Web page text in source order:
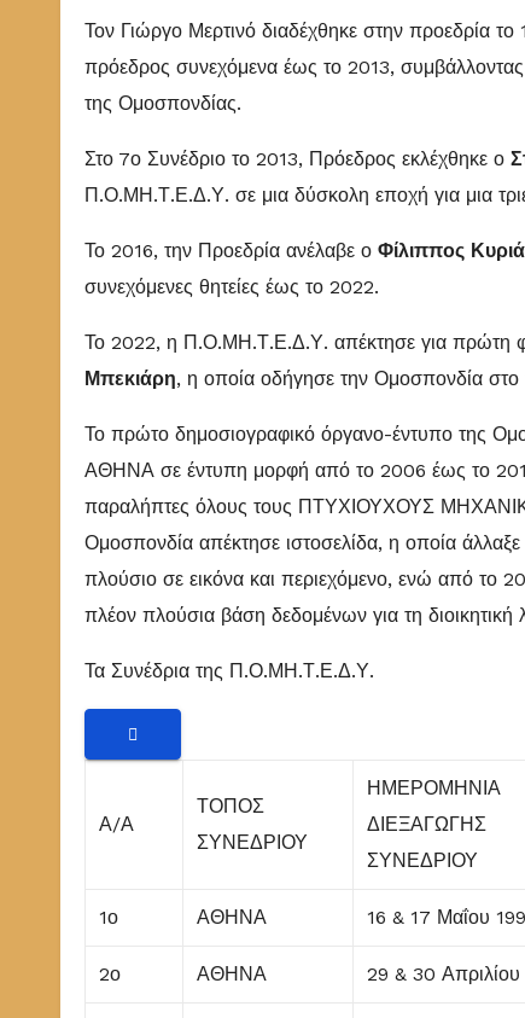
Τον Γιώργο Μερτινό διαδέχθηκε στην προεδρία το
πρόεδρος συνεχόμενα έως το 2013,
της Ομοσπονδίας.
Στο 7ο Συνέδριο το 2013, Πρόεδρος εκλέχθηκε ο
Π.Ο.ΜΗ.Τ.Ε.Δ.Υ. σε μια δύσκολη εποχή για μια
Το 2016, την Προεδρία ανέλαβε ο Φίλιππος
συνεχόμενες θητείες έως το 2022.
Το 2022, η Π.Ο.ΜΗ.Τ.Ε.Δ.Υ. απέκτησε για πρώτη
Μπεκιάρη, η οποία οδήγησε την Ομοσπονδία στο
Το πρώτο δημοσιογραφικό όργανο-έντυπο της
ΑΘΗΝΑ σε έντυπη μορφή από το 2006 έως το
παραλήπτες όλους τους ΠΤΥΧΙΟΥΧΟΥΣ
Ομοσπονδία απέκτησε ιστοσελίδα, η οποία
πλούσιο σε εικόνα και περιεχόμενο, ενώ από το
πλέον πλούσια βάση δεδομένων για τη διοικητική
Τα Συνέδρια της Π.Ο.ΜΗ.Τ.Ε.Δ.Υ.

Α/Α
ΤΟΠΟΣ
ΣΥΝΕΔΡΙΟΥ
ΗΜΕΡΟΜΗΝΙΑ
ΔΙΕΞΑΓΩΓΗΣ
ΣΥΝΕΔΡΙΟΥ
1ο ΑΘΗΝΑ 16 & 17 Μαΐου
2ο ΑΘΗΝΑ 29 & 30